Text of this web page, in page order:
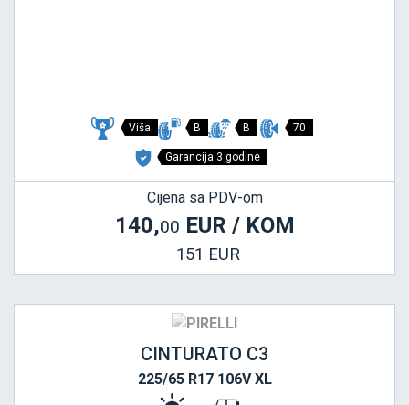
Viša B B 70
Garancija 3 godine
Cijena sa PDV-om
140,00 EUR / KOM
151 EUR
CINTURATO C3
225/65 R17 106V XL